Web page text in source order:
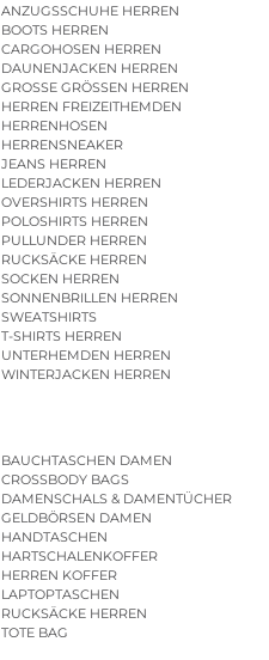
ANZUGSSCHUHE HERREN
BOOTS HERREN
CARGOHOSEN HERREN
DAUNENJACKEN HERREN
GROSSE GRÖSSEN HERREN
HERREN FREIZEITHEMDEN
HERRENHOSEN
HERRENSNEAKER
JEANS HERREN
LEDERJACKEN HERREN
OVERSHIRTS HERREN
POLOSHIRTS HERREN
PULLUNDER HERREN
RUCKSÄCKE HERREN
SOCKEN HERREN
SONNENBRILLEN HERREN
SWEATSHIRTS
T-SHIRTS HERREN
UNTERHEMDEN HERREN
WINTERJACKEN HERREN
BAUCHTASCHEN DAMEN
CROSSBODY BAGS
DAMENSCHALS & DAMENTÜCHER
GELDBÖRSEN DAMEN
HANDTASCHEN
HARTSCHALENKOFFER
HERREN KOFFER
LAPTOPTASCHEN
RUCKSÄCKE HERREN
TOTE BAG